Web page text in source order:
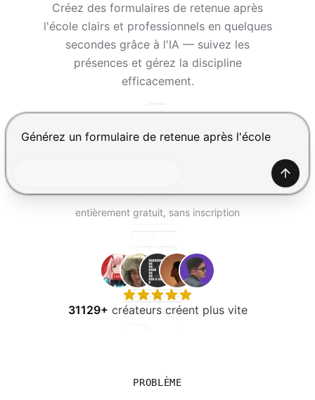
SE CONNECTER
ESSAYER GRATUITEMENT
Créez des formulaires de retenue après
l'école clairs et professionnels en quelques
secondes grâce à l'IA — suivez les
présences et gérez la discipline
efficacement.
Appuyez sur Entrée pour envoyer, Maj+Entrée pour
entièrement gratuit, sans inscription
31129+ créateurs créent plus vite
PROBLÈME